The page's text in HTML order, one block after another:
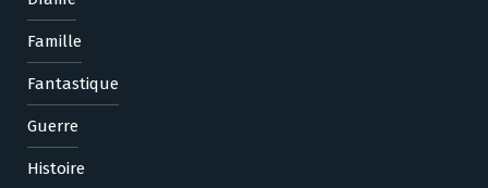
Famille
Fantastique
Guerre
Histoire